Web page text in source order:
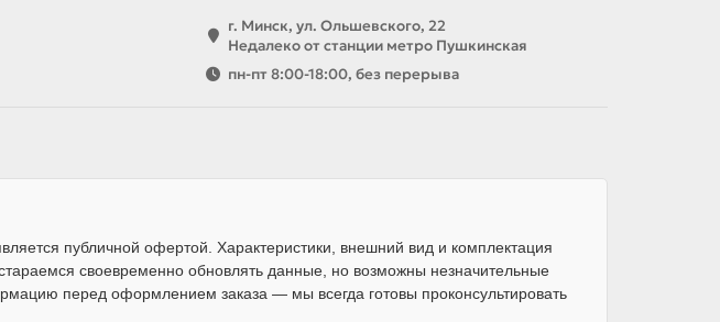
г. Минск, ул. Ольшевского, 22
Недалеко от станции метро Пушкинская
пн-пт 8:00-18:00, без перерыва
публичной офертой. Характеристики, внешний вид и комплектация
своевременно обновлять данные, но возможны незначительные
перед оформлением заказа — мы всегда готовы проконсультировать